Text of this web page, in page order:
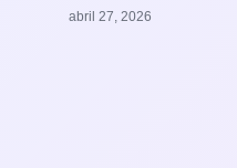
abril 27, 2026